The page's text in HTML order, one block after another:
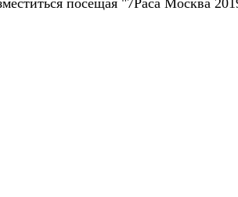
посещая "7Раса Москва